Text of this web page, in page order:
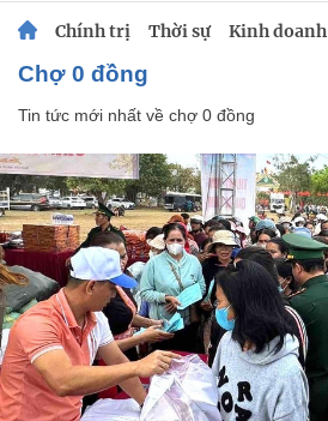
Chính trị Thời sự Kinh doanh
chợ 0 đồng
Tin tức mới nhất về chợ 0 đồng